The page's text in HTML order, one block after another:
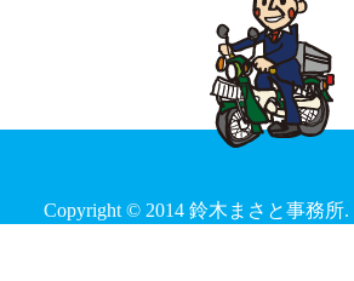
Copyright © 2014 鈴木まさと事務所.